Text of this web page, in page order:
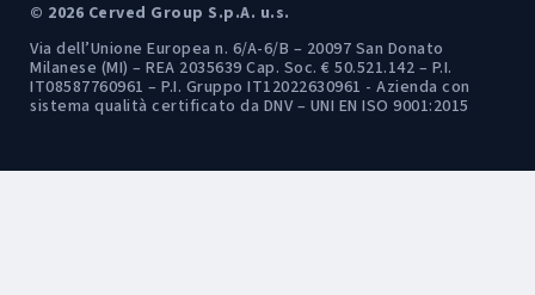
© 2026 Cerved Group S.p.A. u.s.
Via dell’Unione Europea n. 6/A-6/B – 20097 San Donato
Milanese (MI) – REA 2035639 Cap. Soc. € 50.521.142 – P.I.
IT08587760961 – P.I. Gruppo IT12022630961 - Azienda con
sistema qualità certificato da DNV – UNI EN ISO 9001:2015